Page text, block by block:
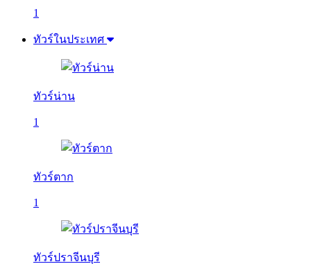
1
ทัวร์ในประเทศ
ทัวร์น่าน
1
ทัวร์ตาก
1
ทัวร์ปราจีนบุรี